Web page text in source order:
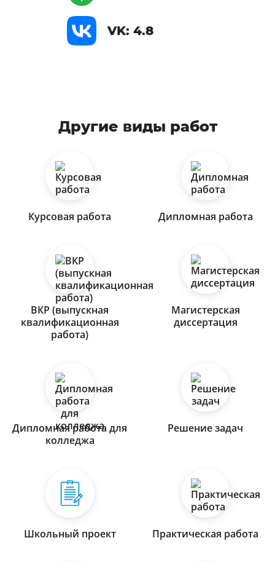
VK: 4.8
Другие виды работ
Курсовая работа Дипломная работа
ВКР (выпускная
квалификационная
работа)
Магистерская
диссертация
Дипломная работа для
колледжа
Решение задач
Школьный проект Практическая работа